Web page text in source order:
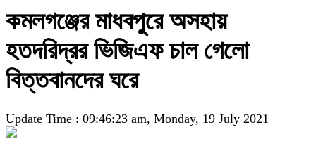
কমলগঞ্জের মাধবপুরে অসহায়
হতদরিদ্রর ভিজিএফ চাল গেলো
বিত্তবানদের ঘরে
Update Time : 09:46:23 am, Monday, 19 July 2021